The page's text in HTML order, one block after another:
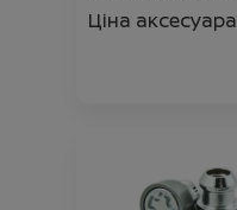
Ціна аксесуара